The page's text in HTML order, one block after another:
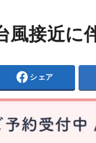
接近に
シェア